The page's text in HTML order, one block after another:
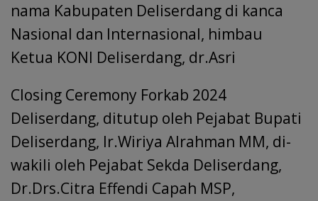
nama Kabupaten Deliserdang di kanca
Nasional dan Internasional, himbau
Ketua KONI Deliserdang, dr.Asri
Closing Ceremony Forkab 2024
Deliserdang, ditutup oleh Pejabat Bupati
Deliserdang, Ir.Wiriya Alrahman MM, di-
wakili oleh Pejabat Sekda Deliserdang,
Dr.Drs.Citra Effendi Capah MSP,